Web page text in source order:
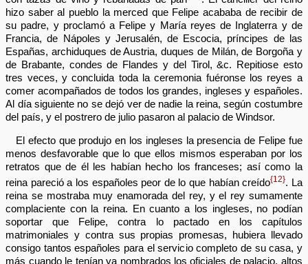
hizo saber al pueblo la merced que Felipe acababa de recibir de
su padre, y proclamó a Felipe y María reyes de Inglaterra y de
Francia, de Nápoles y Jerusalén, de Escocia, príncipes de las
Españas, archiduques de Austria, duques de Milán, de Borgoña y
de Brabante, condes de Flandes y del Tirol, &c. Repitiose esto
tres veces, y concluida toda la ceremonia fuéronse los reyes a
comer acompañados de todos los grandes, ingleses y españoles.
Al día siguiente no se dejó ver de nadie la reina, según costumbre
del país, y el postrero de julio pasaron al palacio de Windsor.
El efecto que produjo en los ingleses la presencia de Felipe fue
menos desfavorable que lo que ellos mismos esperaban por los
retratos que de él les habían hecho los franceses; así como la
reina pareció a los españoles peor de lo que habían creído{12}. La
reina se mostraba muy enamorada del rey, y el rey sumamente
complaciente con la reina. En cuanto a los ingleses, no podían
soportar que Felipe, contra lo pactado en los capítulos
matrimoniales y contra sus propias promesas, hubiera llevado
consigo tantos españoles para el servicio completo de su casa, y
más cuando le tenían ya nombrados los oficiales de palacio, altos